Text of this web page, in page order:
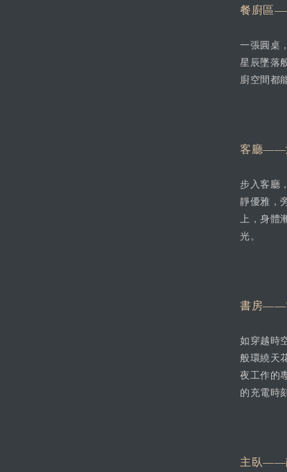
餐廚區
一張圓桌
星辰墜落
廚空間都
客廳——
步入客廳
靜優雅，
上，身體
光。
書房——
如穿越時
般環繞天
夜工作的
的充電時
主臥——